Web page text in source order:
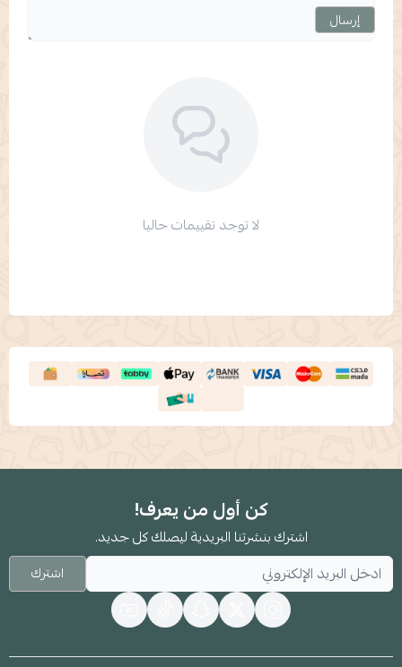
إرسال
لا توجد تقييمات حاليا
كن أول من يعرف!
اشترك بنشرتنا البريدية ليصلك كل جديد.
اشترك